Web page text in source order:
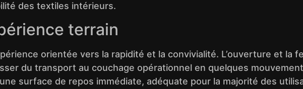
des textiles intérieurs.
terrain
orientée vers la rapidité et la convivialité. L’ouverture et la
du transport au couchage opérationnel en quelques
surface de repos immédiate, adéquate pour la majorité des